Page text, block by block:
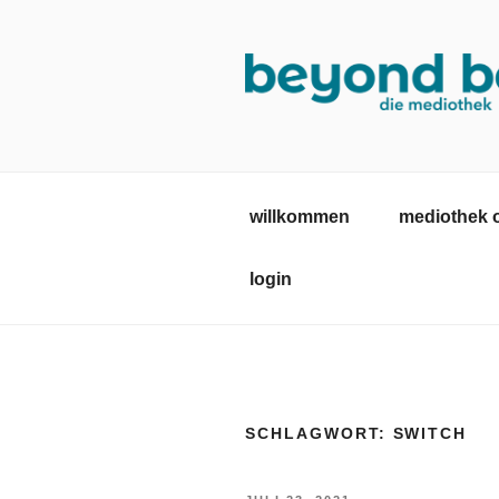
willkommen mediothek
login
SCHLAGWORT: SWITCH